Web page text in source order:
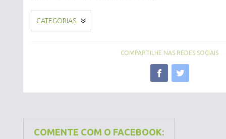
CATEGORIAS
COMPARTILHE NAS REDES SOCIAIS
COMENTE COM O FACEBOOK: